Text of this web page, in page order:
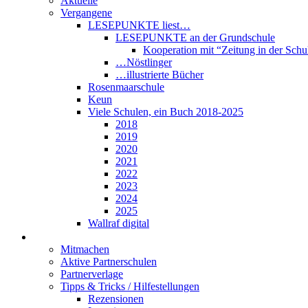
Vergangene
LESEPUNKTE liest…
LESEPUNKTE an der Grundschule
Kooperation mit “Zeitung in der
…Nöstlinger
…illustrierte Bücher
Rosenmaarschule
Keun
Viele Schulen, ein Buch 2018-2025
2018
2019
2020
2021
2022
2023
2024
2025
Wallraf digital
Mitmachen
Aktive Partnerschulen
Partnerverlage
Tipps & Tricks / Hilfestellungen
Rezensionen